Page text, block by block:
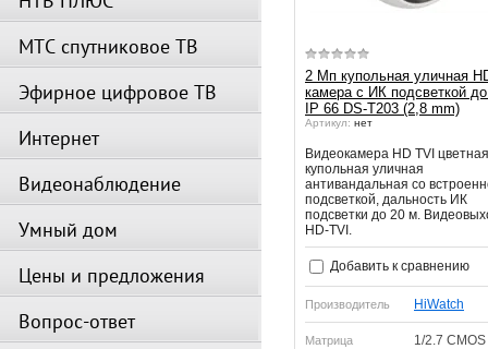
2 Мп купольная уличная
камера с ИК подсветкой
IP 66 DS-T203 (2,8 mm)
Артикул: нет
Видеокамера HD TVI цветная
купольная уличная
антивандальная со
подсветкой, дальность ИК
подсветки до 20 м.
HD-TVI.
Добавить к сравнению
Производитель HiWatch
Матрица 1/2.7 CMOS
МТС спутниковое ТВ
Эфирное цифровое ТВ
Интернет
Видеонаблюдение
Умный дом
Цены и предложения
Вопрос-ответ